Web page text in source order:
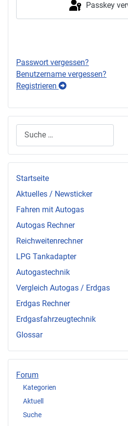
Passkey
Passwort vergessen?
Benutzername vergessen?
Registrieren
Startseite
Aktuelles / Newsticker
Fahren mit Autogas
Autogas Rechner
Reichweitenrechner
LPG Tankadapter
Autogastechnik
Vergleich Autogas / Erdgas
Erdgas Rechner
Erdgasfahrzeugtechnik
Glossar
Forum
Kategorien
Aktuell
Suche